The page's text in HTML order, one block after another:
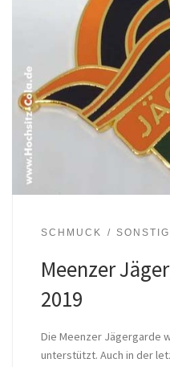
SCHMUCK
Meenzer
2019
Die Meenzer Jägergarde
unterstützt. Auch in der